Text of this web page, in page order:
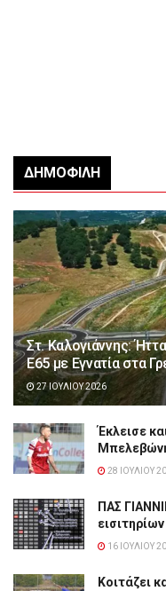
ΔΗΜΟΦΙΛΉ
Στ. Καλογιάννης:
Ε65 με Εγνατία στα
27 ΙΟΥΛΊΟΥ 2026
Έκλεισε
28 ΙΟΥΛΊΟΥ
ΠΑΣ
16 ΙΟΥΛΊΟΥ
Κοιτάζει